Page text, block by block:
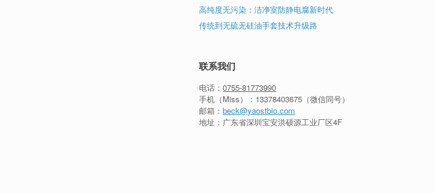
高纯度无污染：洁净室防静电腐新时代
传统到无硫无硅油手套技术升级路
联系我们
电话：0755-81773990
手机（Miss）： 13378403675 （微信同号）
邮箱：beck@yaostbio.com
地址：广东省深圳宝安洪硕源工业厂区4F